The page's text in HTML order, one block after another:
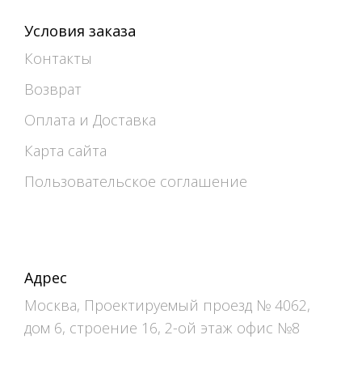
Условия заказа
Контакты
Возврат
Оплата и Доставка
Карта сайта
Пользовательское соглашение
Адрес
Москва, Проектируемый проезд № 4062,
дом 6, строение 16, 2-ой этаж офис №8